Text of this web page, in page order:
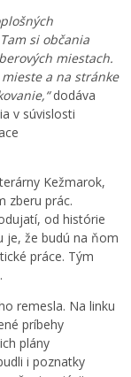
si občania
miestach.
a na stránke
dodáva
v súvislosti
Kežmarok,
zberu prác.
od histórie
je, že budú na ňom
práce. Tým
remesla. Na linku
príbehy
plány
i poznatky